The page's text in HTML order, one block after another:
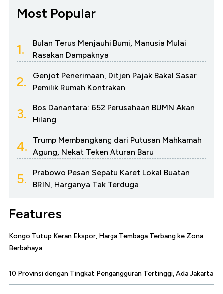
Most Popular
1.
Bulan Terus Menjauhi Bumi, Manusia Mulai
Rasakan Dampaknya
2.
Genjot Penerimaan, Ditjen Pajak Bakal Sasar
Pemilik Rumah Kontrakan
3.
Bos Danantara: 652 Perusahaan BUMN Akan
Hilang
4.
Trump Membangkang dari Putusan Mahkamah
Agung, Nekat Teken Aturan Baru
5.
Prabowo Pesan Sepatu Karet Lokal Buatan
BRIN, Harganya Tak Terduga
Features
Kongo Tutup Keran Ekspor, Harga Tembaga Terbang ke Zona
Berbahaya
10 Provinsi dengan Tingkat Pengangguran Tertinggi, Ada Jakarta